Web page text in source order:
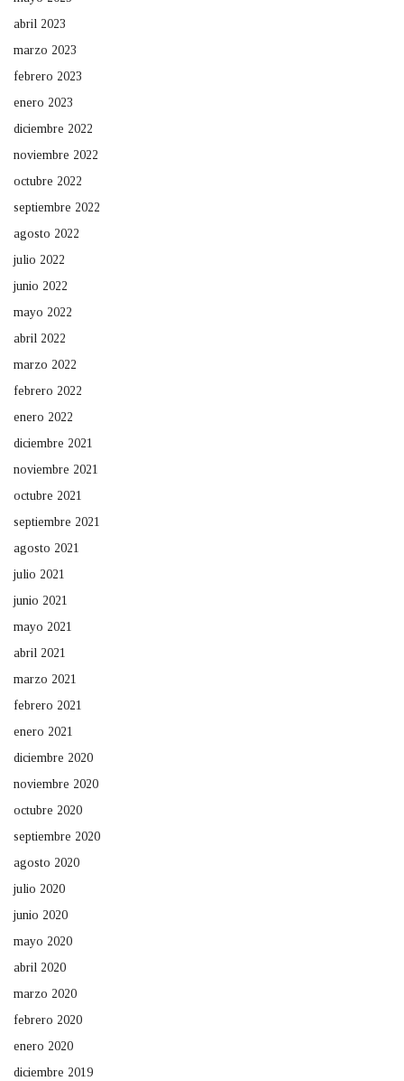
abril 2023
marzo 2023
febrero 2023
enero 2023
diciembre 2022
noviembre 2022
octubre 2022
septiembre 2022
agosto 2022
julio 2022
junio 2022
mayo 2022
abril 2022
marzo 2022
febrero 2022
enero 2022
diciembre 2021
noviembre 2021
octubre 2021
septiembre 2021
agosto 2021
julio 2021
junio 2021
mayo 2021
abril 2021
marzo 2021
febrero 2021
enero 2021
diciembre 2020
noviembre 2020
octubre 2020
septiembre 2020
agosto 2020
julio 2020
junio 2020
mayo 2020
abril 2020
marzo 2020
febrero 2020
enero 2020
diciembre 2019